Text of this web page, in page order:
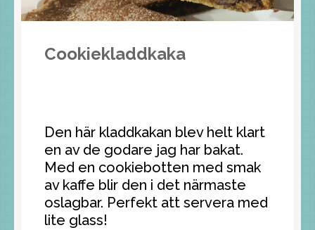
Cookiekladdkaka
Den här kladdkakan blev helt klart
en av de godare jag har bakat.
Med en cookiebotten med smak
av kaffe blir den i det närmaste
oslagbar. Perfekt att servera med
lite glass!